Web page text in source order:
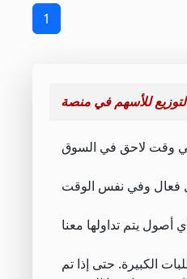
1
الكبيرة. حتى إذا تم